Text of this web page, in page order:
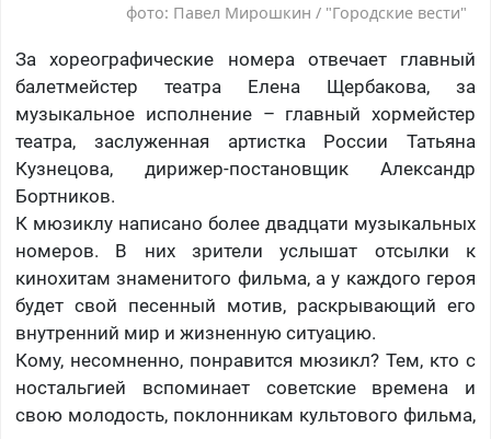
фото: Павел Мирошкин / "Городские вести"
За хореографические номера отвечает главный
балетмейстер театра Елена Щербакова, за
музыкальное исполнение – главный хормейстер
театра, заслуженная артистка России Татьяна
Кузнецова, дирижер-постановщик Александр
Бортников.
К мюзиклу написано более двадцати музыкальных
номеров. В них зрители услышат отсылки к
кинохитам знаменитого фильма, а у каждого героя
будет свой песенный мотив, раскрывающий его
внутренний мир и жизненную ситуацию.
Кому, несомненно, понравится мюзикл? Тем, кто с
ностальгией вспоминает советские времена и
свою молодость, поклонникам культового фильма,